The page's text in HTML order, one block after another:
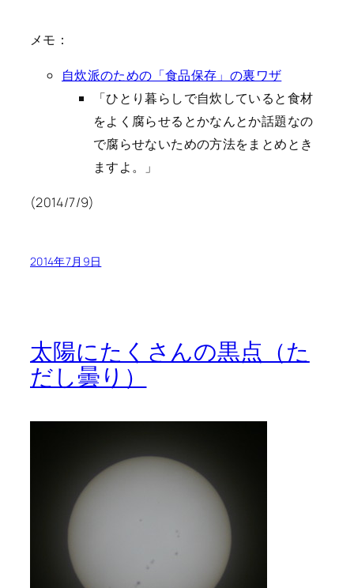
メモ：
自炊派のための「食品保存」の裏ワザ
ひとり暮らしで自炊していると食材
をよく腐らせるとかなんとか話題なの
で腐らせないための方法をまとめとき
ますよ。
(2014/7/9)
2014年7月9日
太陽にたくさんの黒点（た
だし曇り）